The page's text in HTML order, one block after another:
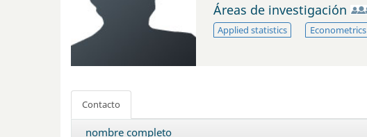
Áreas de investigación
Applied statistics Econometrics
Contacto
nombre completo